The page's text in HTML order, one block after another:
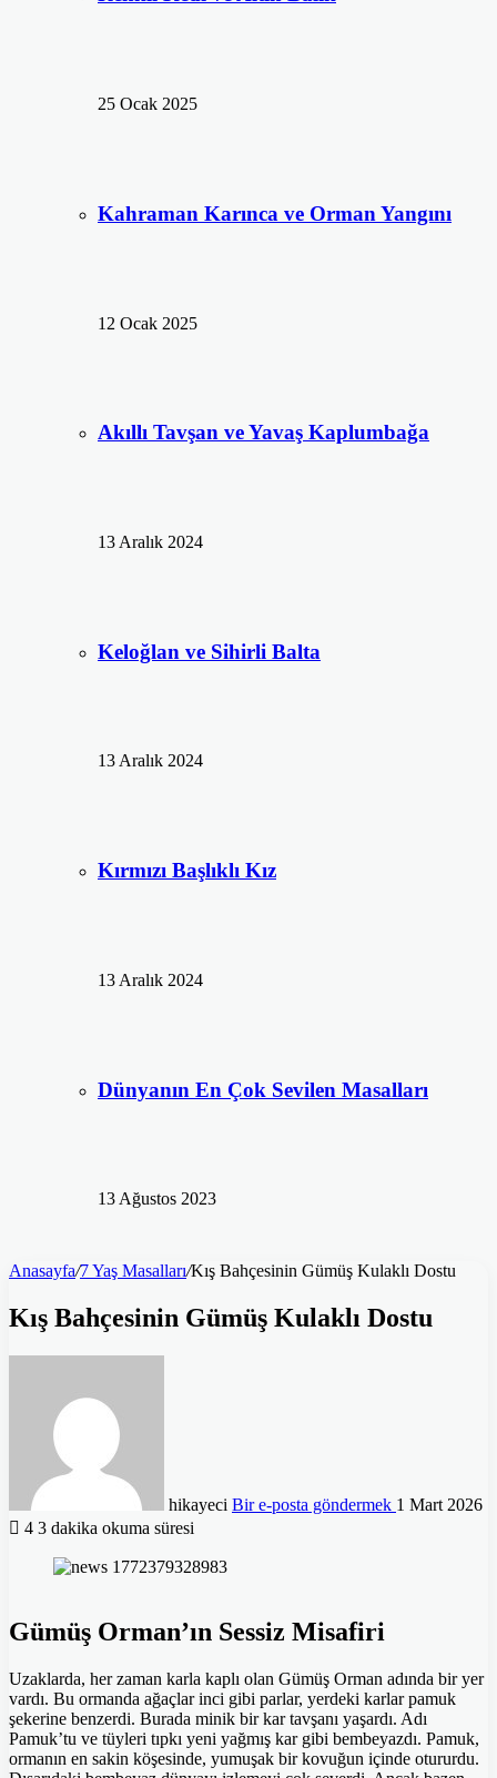
25 Ocak 2025
Kahraman Karınca ve Orman Yangını
12 Ocak 2025
Akıllı Tavşan ve Yavaş Kaplumbağa
13 Aralık 2024
Keloğlan ve Sihirli Balta
13 Aralık 2024
Kırmızı Başlıklı Kız
13 Aralık 2024
Dünyanın En Çok Sevilen Masalları
13 Ağustos 2023
Anasayfa/7 Yaş Masalları/Kış Bahçesinin Gümüş Kulaklı Dostu
Kış Bahçesinin Gümüş Kulaklı Dostu
hikayeci Bir e-posta göndermek 1 Mart 2026
4 3 dakika okuma süresi
Gümüş Orman’ın Sessiz Misafiri
Uzaklarda, her zaman karla kaplı olan Gümüş Orman adında bir yer
vardı. Bu ormanda ağaçlar inci gibi parlar, yerdeki karlar pamuk
şekerine benzerdi. Burada minik bir kar tavşanı yaşardı. Adı
Pamuk’tu ve tüyleri tıpkı yeni yağmış kar gibi bembeyazdı. Pamuk,
ormanın en sakin köşesinde, yumuşak bir kovuğun içinde otururdu.